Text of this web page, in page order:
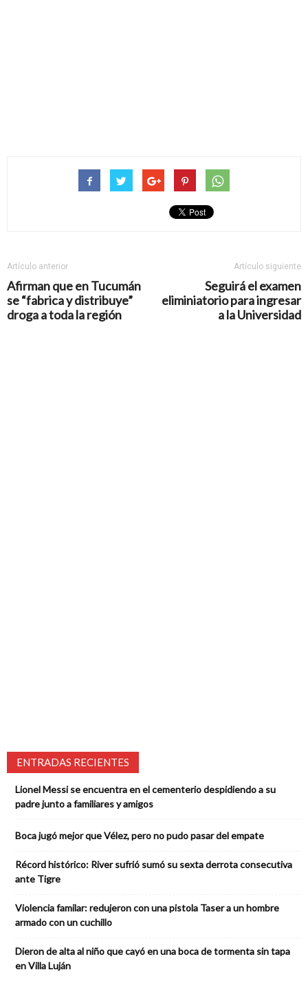
Artículo anterior
Afirman que en Tucumán
se “fabrica y distribuye”
droga a toda la región
Artículo siguiente
Seguirá el examen
eliminiatorio para ingresar
a la Universidad
ENTRADAS RECIENTES
Lionel Messi se encuentra en el cementerio despidiendo a su
padre junto a familiares y amigos
Boca jugó mejor que Vélez, pero no pudo pasar del empate
Récord histórico: River sufrió sumó su sexta derrota consecutiva
ante Tigre
Violencia familar: redujeron con una pistola Taser a un hombre
armado con un cuchillo
Dieron de alta al niño que cayó en una boca de tormenta sin tapa
en Villa Luján